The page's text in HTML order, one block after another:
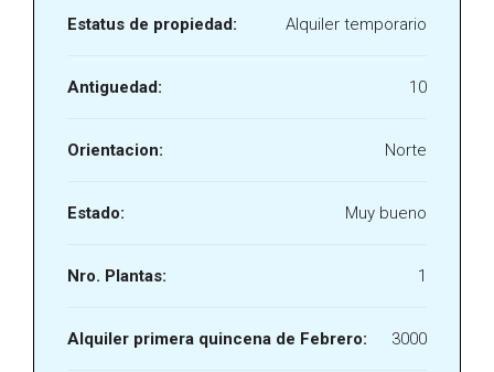
Estatus de propiedad: Alquiler temporario
Antiguedad: 10
Orientacion: Norte
Estado: Muy bueno
Nro. Plantas: 1
Alquiler primera quincena de Febrero: 3000